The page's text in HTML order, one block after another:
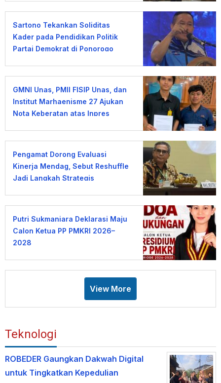
Sartono Tekankan Soliditas
Kader pada Pendidikan Politik
Partai Demokrat di Ponorogo
GMNI Unas, PMII FISIP Unas, dan
Institut Marhaenisme 27 Ajukan
Nota Keberatan atas Inpres
Pengamat Dorong Evaluasi
Kinerja Mendag, Sebut Reshuffle
Jadi Langkah Strategis
Putri Sukmaniara Deklarasi Maju
Calon Ketua PP PMKRI 2026–
2028
View More
Teknologi
ROBEDER Gaungkan Dakwah Digital
untuk Tingkatkan Kepedulian